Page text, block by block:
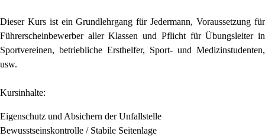
Dieser Kurs ist ein Grundlehrgang für Jedermann, Voraussetzung für
Führerscheinbewerber aller Klassen und Pflicht für Übungsleiter in
Sportvereinen, betriebliche Ersthelfer, Sport- und Medizinstudenten,
usw.
Kursinhalte:
Eigenschutz und Absichern der Unfallstelle
Bewusstseinskontrolle / Stabile Seitenlage